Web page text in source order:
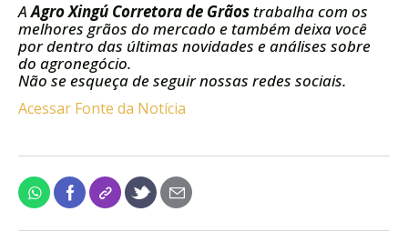
AAgro Xingú Corretora de Grãos trabalha com os
melhores grãos do mercado e também deixa você
por dentro das últimas novidades e análises sobre
do agronegócio.
Não se esqueça de seguir nossas redes sociais.
Acessar Fonte da Notícia